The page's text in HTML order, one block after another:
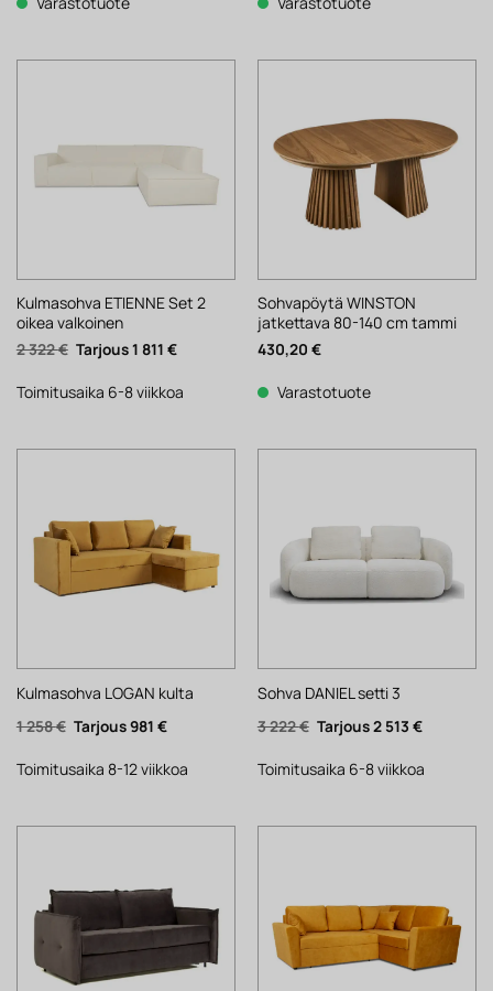
Kulmasohva ETIENNE Set 2
oikea valkoinen
2 322€ Alkuperäinen
hinta
2
322 €.
1 811 €Nykyinen
1
811 €.
Toimitusaika 6-8 viikkoa
Sohvapöytä WINSTON
jatkettava 80-140 cm tammi
430,20 €
Varastotuote
Kulmasohva LOGAN kulta
1 258€ Alkuperäinen
hinta
1
258 €.
981 €Nykyinen
981 €.
Toimitusaika 8-12 viikkoa
Sohva DANIEL setti 3
3 222€ Alkuperäinen
hinta
3
222 €.
2 513 €Nykyinen
2
Toimitusaika 6-8 viikkoa